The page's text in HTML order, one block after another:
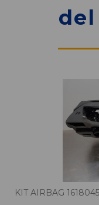
KIT AIRBAG